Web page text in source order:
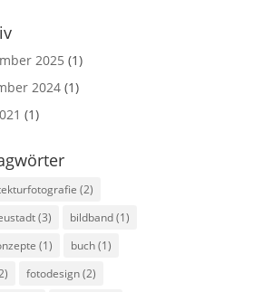
2025 (1)
2024 (1)
(1)
(2)
(3) bildband(1)
(1) buch(1)
fotodesign(2)